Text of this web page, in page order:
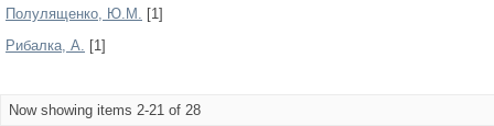
Полулященко, Ю.М. [1]
Рибалка, А. [1]
Now showing items 2-21 of 28